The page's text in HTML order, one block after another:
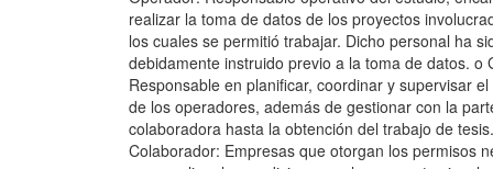
realizar la toma de datos de los proyectos
los cuales se permitió trabajar. Dicho personal ha
debidamente instruido previo a la toma de datos. o
Responsable en planificar, coordinar y supervisar
de los operadores, además de gestionar con la
colaboradora hasta la obtención del trabajo de
Colaborador: Empresas que otorgan los permisos